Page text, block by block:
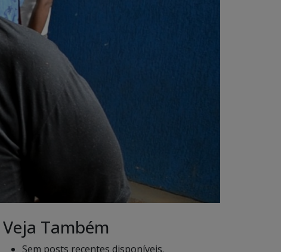
Veja Também
Sem posts recentes disponíveis.